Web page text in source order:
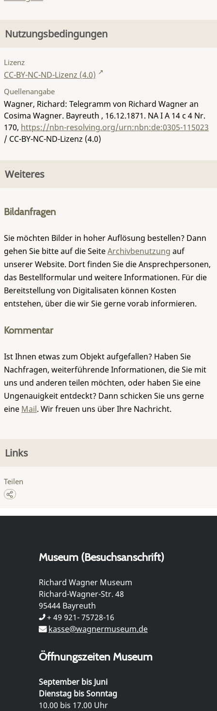
Nutzungsbedingungen
Lizenz
CC-BY-NC-ND-Lizenz (4.0)
Quellenangabe
Wagner, Richard: Telegramm von Richard Wagner an
Cosima Wagner. Bayreuth , 16.12.1871. NA I A 14 c 4 Nr.
170, https://nbn-resolving.org/urn:nbn:de:0305-115023
/ CC-BY-NC-ND-Lizenz (4.0)
Weiteres
Bildanfragen
Sie möchten Bilder in hoher Auflösung bestellen? Dann
gehen Sie bitte auf die SeiteArchivbenutzung auf
unserer Website. Dort finden Sie die Ansprechpersonen,
das Bestellformular und weitere Informationen. Für die
Bereitstellung von Digitalisaten können Kosten
entstehen, über die wir Sie gerne vorab informieren.
Kommentar
Ist Ihnen etwas zum Objekt aufgefallen? Haben Sie
Nachfragen, weiterführende Informationen, die Sie mit
uns und anderen teilen möchten, oder haben Sie eine
Ungenauigkeit entdeckt? Dann schicken Sie uns gerne
eine Mail. Wir freuen uns über Ihre Nachricht.
Links
Teilen
Museum (Besuchsanschrift)
Richard Wagner Museum
Richard-Wagner-Str. 48
95444 Bayreuth
+ 49 921- 75728-16
kasse@wagnermuseum.de
Öffnungszeiten Museum
September bis Juni
Dienstag bis Sonntag
10.00 bis 17.00 Uhr